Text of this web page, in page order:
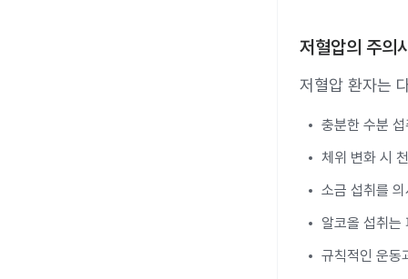
저혈압의 주의
저혈압 환자는
충분한 수분
체위 변화 시
소금 섭취를
알코올 섭취는
규칙적인 운동